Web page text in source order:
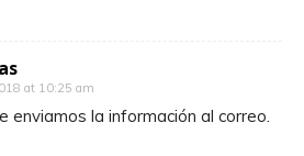
at 10:25 am
enviamos la información al correo.